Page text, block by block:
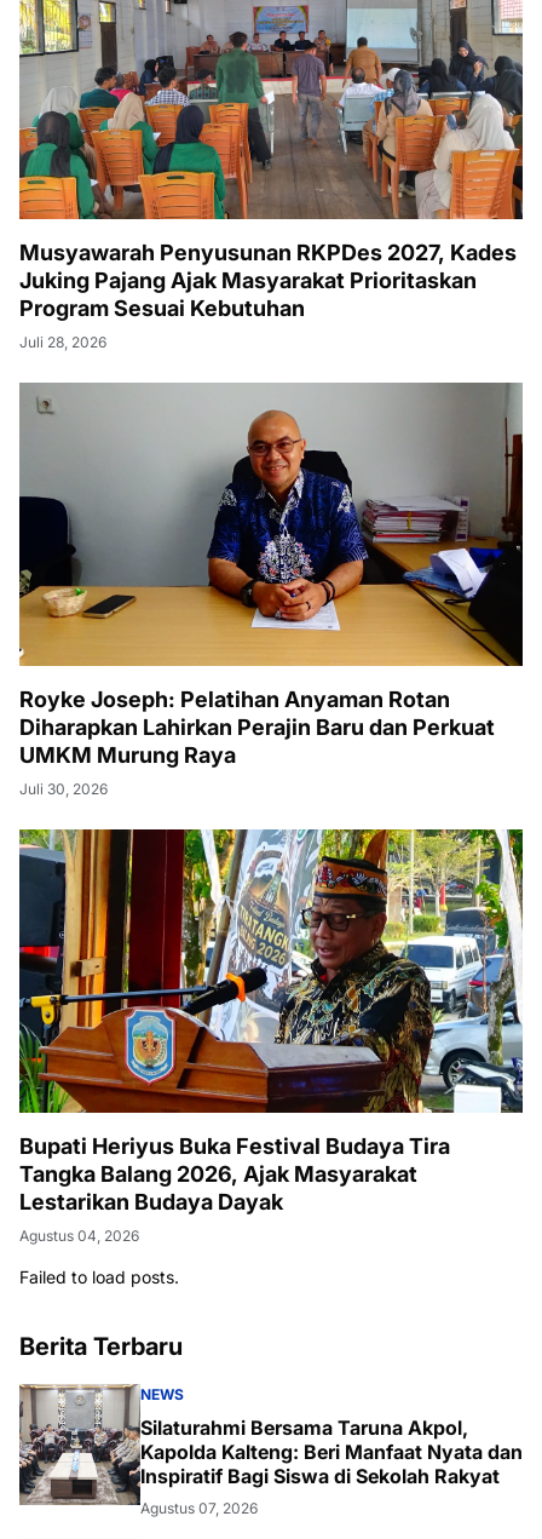
Musyawarah Penyusunan RKPDes 2027, Kades
Juking Pajang Ajak Masyarakat Prioritaskan
Program Sesuai Kebutuhan
Juli 28, 2026
Royke Joseph: Pelatihan Anyaman Rotan
Diharapkan Lahirkan Perajin Baru dan Perkuat
UMKM Murung Raya
Juli 30, 2026
Bupati Heriyus Buka Festival Budaya Tira
Tangka Balang 2026, Ajak Masyarakat
Lestarikan Budaya Dayak
Agustus 04, 2026
Failed to load posts.
Berita Terbaru
NEWS
Silaturahmi Bersama Taruna Akpol,
Kapolda Kalteng: Beri Manfaat Nyata dan
Inspiratif Bagi Siswa di Sekolah Rakyat
Agustus 07, 2026